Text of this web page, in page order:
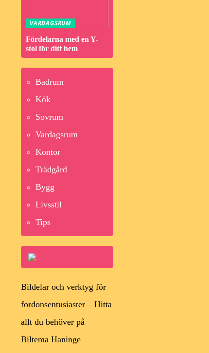
VARDAGSRUM
Fördelarna med en Y-
stol för ditt hem
Badrum
Kök
Sovrum
Vardagsrum
Kontor
Trädgård
Bygg
Livsstil
Tips
Bildelar och verktyg för
fordonsentusiaster – Hitta
allt du behöver på
Biltema Haninge